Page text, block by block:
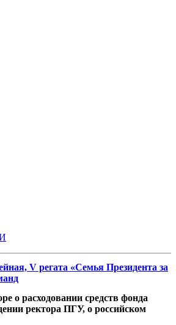
V регата «Семья Президента за
о расходовании средств фонда
ректора ПГУ, о российском